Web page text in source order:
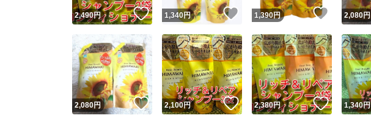
2,490円 いいね！
1,340円 いいね！
1,390円 いいね！
2,080円
2,080円 いいね！
2,100円 いいね！
2,380円 いいね！
1,340円